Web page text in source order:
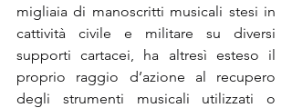
migliaia di manoscritti musicali stesi in
cattività civile e militare su diversi
supporti cartacei, ha altresì esteso il
proprio raggio d’azione al recupero
degli strumenti musicali utilizzati o